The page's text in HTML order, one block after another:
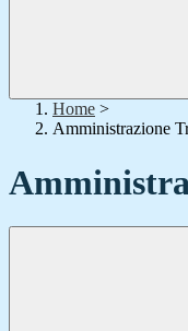
Home >
Amministrazione